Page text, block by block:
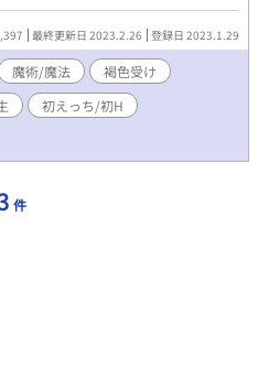
地味な平凡Ｄｏｍくんと、麗し
夏風邪』から改題しました。
取られがちＳｕｂに求愛中♡』
ィのＳｕｂ、とろあまＤｏｍ
らも読んでなくても、だいじ
最終更新日 2023.2.26 登録日 2023.1.29
魔術/魔法
褐色受け
初えっち/初H
件